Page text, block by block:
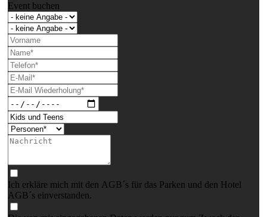
Event buchen
Ich erkläre mich mit den AGB´s für das Parken und den Hotel
AGB´s einverstanden.